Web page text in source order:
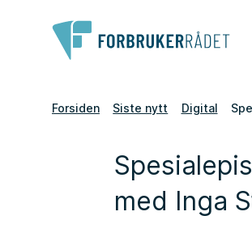
Forsiden Siste nytt Digital
med Inga